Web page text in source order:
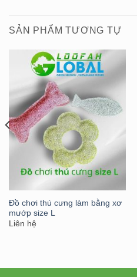
SẢN PHẨM TƯƠNG TỰ
Đồ chơi thú cưng làm bằng xơ
mướp size L
Liên hệ